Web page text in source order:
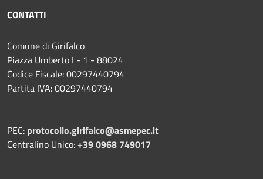
CONTATTI
Comune di Girifalco
Piazza Umberto I - 1 - 88024
Codice Fiscale: 00297440794
Partita IVA: 00297440794
PEC: protocollo.girifalco@asmepec.it
Centralino Unico:+39 0968 749017